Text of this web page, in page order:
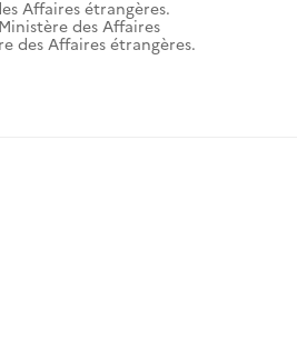
Affaires étrangères.
des Affaires
des Affaires étrangères.